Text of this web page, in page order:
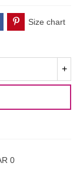
Size chart
+
0